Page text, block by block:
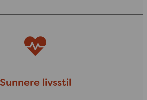
Sunnere livsstil